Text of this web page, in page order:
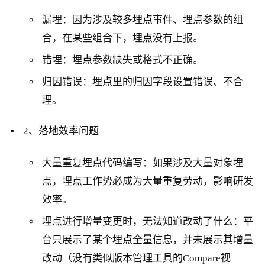
漏埋：因为涉及较多埋点事件、埋点参数的组
合，在某些组合下，埋点没有上报。
错埋：埋点参数缺失或格式不正确。
归因错误：埋点里的归因字段设置错误、不合
理。
2、落地效率问题
大量重复埋点代码编写：如果涉及大量对象埋
点，埋点工作势必成为大量重复劳动，影响研发
效率。
埋点进行增量变更时，无法知道改动了什么：平
台只展示了某个埋点全量信息，并未展示其增量
改动（没有类似版本管理工具的Compare视